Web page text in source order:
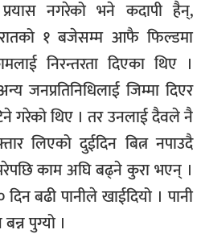
नगरेको भने कदापी हैन्,
रातको १ बजेसम्म आफै फिल्डमा
निरन्तरता दिएका थिए ।
जनप्रतिनिधिलाई जिम्मा दिएर
गरेको थिए । तर उनलाई दैवले नै
लिएको दुईदिन बित्न नपाउदै
काम अघि बढ्ने कुरा भएन् ।
दिन बढी पानीले खाईदियो । पानी
पुग्यो ।